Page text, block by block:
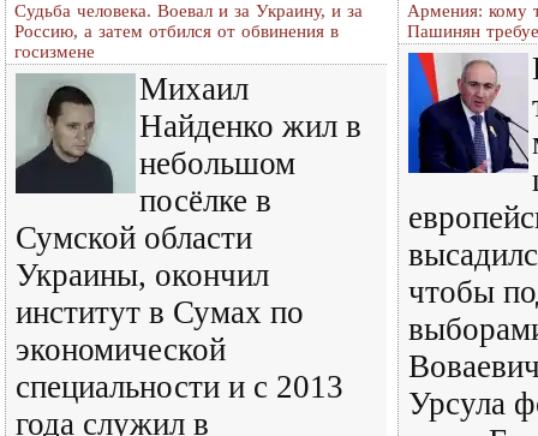
Судьба человека. Воевал и за Украину, и за
Россию, а затем отбился от обвинения в
госизмене
Михаил
Найденко жил в
небольшом
посёлке в
Сумской области
Украины, окончил
институт в Сумах по
экономической
специальности и с 2013
года служил в
Армения: кому
Пашинян
чтобы
Урсула